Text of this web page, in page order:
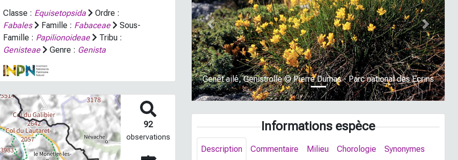
Classe : Equisetopsida
Ordre :
Fabales
Famille : Fabaceae
Sous-
Famille : Papilionoideae
Tribu :
Genisteae
Genre : Genista
92
observations
Genêt ailé, Genistrolle © Pierre Dumas - Parc national des Ecrins
Previous Next
Informations espèce
Description Commentaire Milieu Chorologie Synonymes